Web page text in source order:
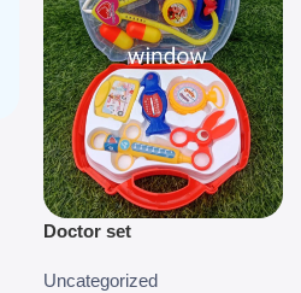
Doctor set
Uncategorized